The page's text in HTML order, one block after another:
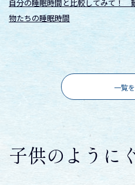
自分の睡眠時間と比較してみて！
物たちの睡眠時間
一覧
子供のように